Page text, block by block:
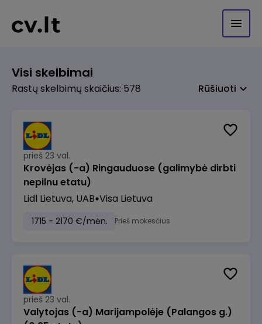
Visi skelbimai
Rastų skelbimų skaičius: 578 Rūšiuoti
prieš 23 val.
Krovėjas (-a) Ringauduose (galimybė dirbti
nepilnu etatu)
Lidl Lietuva, UAB Visa Lietuva
1715 - 2170 €/mėn. Prieš mokesčius
prieš 23 val.
Valytojas (-a) Marijampolėje (Palangos g.)